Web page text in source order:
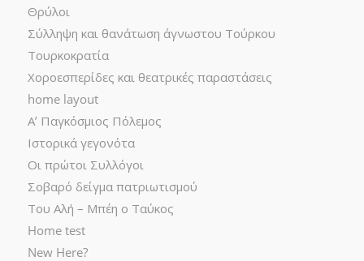
Θρύλοι
Σύλληψη και θανάτωση άγνωστου Τούρκου
Τουρκοκρατία
Χοροεσπερίδες και θεατρικές παραστάσεις
home layout
Α’ Παγκόσμιος Πόλεμος
Ιστορικά γεγονότα
Οι πρώτοι Συλλόγοι
Σοβαρό δείγμα πατριωτισμού
Του Αλή – Μπέη ο Ταύκος
Home test
New Here?